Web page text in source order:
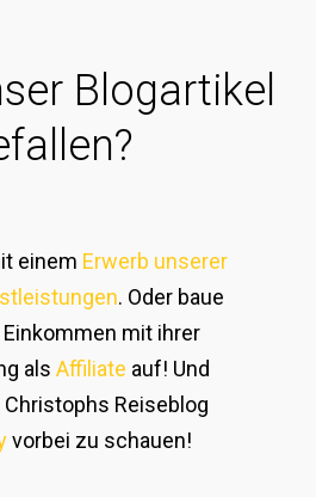
Blogartikel
einem Erwerb unserer
. Oder baue
mit ihrer
als Affiliate auf! Und
Reiseblog
vorbei zu schauen!